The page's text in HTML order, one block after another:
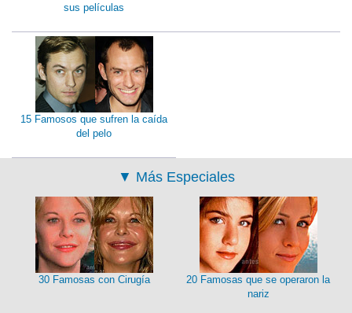
sus películas
15 Famosos que sufren la caída
del pelo
▼ Más Especiales
30 Famosas con Cirugía
20 Famosas que se operaron la
nariz